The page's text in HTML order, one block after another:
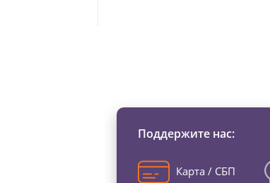
Поддержите нас:
Карта / СБП